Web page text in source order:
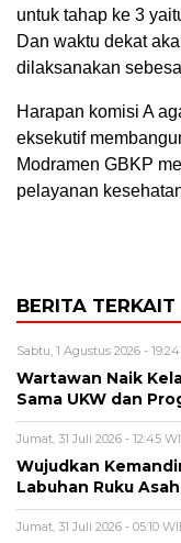
untuk tahap ke 3
Dan waktu dekat
dilaksanakan
Harapan komisi A
eksekutif
Modramen GBKP
pelayanan
BERITA TERKAIT
Sabtu, 1 Agustus 2026 -
Wartawan Naik
Sama UKW dan
Jumat, 31 Juli 2026 - 12:45
Wujudkan
Labuhan Ruku
Jumat, 31 Juli 2026 - 05:10